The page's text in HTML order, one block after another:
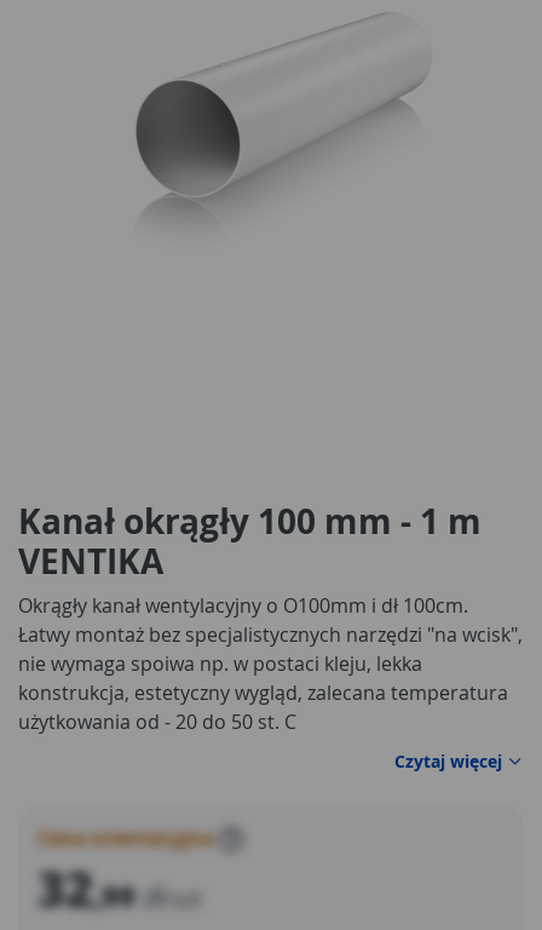
Kanał okrągły 100 mm - 1 m
VENTIKA
Okrągły kanał wentylacyjny o O100mm i dł 100cm.
Łatwy montaż bez specjalistycznych narzędzi "na wcisk",
nie wymaga spoiwa np. w postaci kleju, lekka
konstrukcja, estetyczny wygląd, zalecana temperatura
użytkowania od - 20 do 50 st. C
Czytaj więcej
Cena orientacyjna
32,99 zł